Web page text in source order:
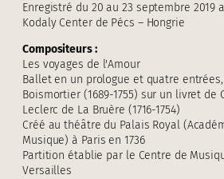
Enregistré du 20 au 23 septembre 2019
Kodaly Center de Pécs – Hongrie
Compositeurs :
Les voyages de l'Amour
Ballet en un prologue et quatre
Boismortier (1689-1755) sur un livret de
Leclerc de La Bruère (1716-1754)
Créé au théâtre du Palais Royal
Musique) à Paris en 1736
Partition établie par le Centre de
Versailles